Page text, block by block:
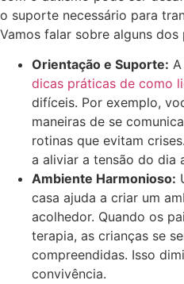
o suporte necessário para
Vamos falar sobre alguns
Orientação e Suporte:
dicas práticas de como
difíceis. Por exemplo,
maneiras de se
rotinas que evitam
a aliviar a tensão do dia
Ambiente Harmonioso:
casa ajuda a criar um
acolhedor. Quando os
terapia, as crianças se
compreendidas. Isso
convivência.